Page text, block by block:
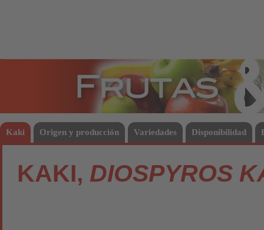
Kaki Origen y producción Variedades Disponibilidad
KAKI, DIOSPYROS